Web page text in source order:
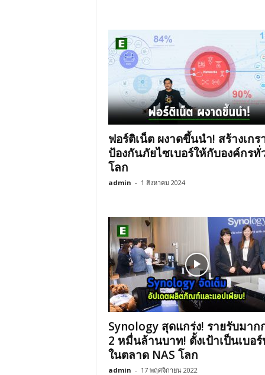
ฟอร์ติเน็ต ผงาดขึ้นนำ! สร้างเกร
ป้องกันภัยไซเบอร์ให้กับองค์กรทั่
โลก
admin - 1 สิงหาคม 2024
Synology สุดแกร่ง! รายรับมาก
2 หมื่นล้านบาท! ตั้งเป้าเป็นเบอ
ในตลาด NAS โลก
admin - 17 พฤศจิกายน 2022